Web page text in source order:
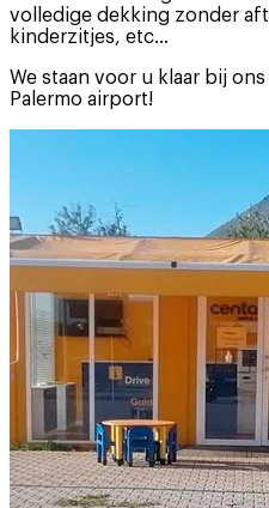
volledige dekking zonder
kinderzitjes, etc...
We staan voor u klaar bij
Palermo airport!